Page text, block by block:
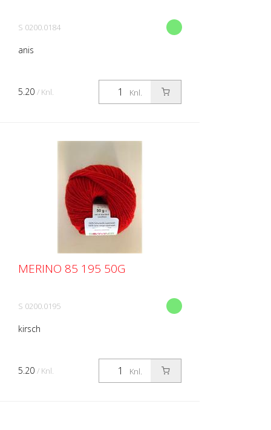
S 0200.0184
anis
Knl.
5.20 / Knl.
MERINO 85 195 50G
S 0200.0195
kirsch
Knl.
5.20 / Knl.